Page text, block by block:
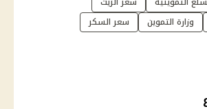
وزارة التموين
سعر السكر